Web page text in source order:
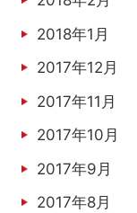
2018年1月
2017年12月
2017年11月
2017年10月
2017年9月
2017年8月